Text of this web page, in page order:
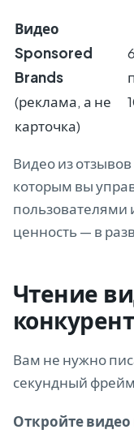
Видео
Sponsored
Brands
(реклама, а не
карточка)
Видео из
которым вы
пользователями
ценность — в
Чтение
Вам не нужно
секундный
Откройте